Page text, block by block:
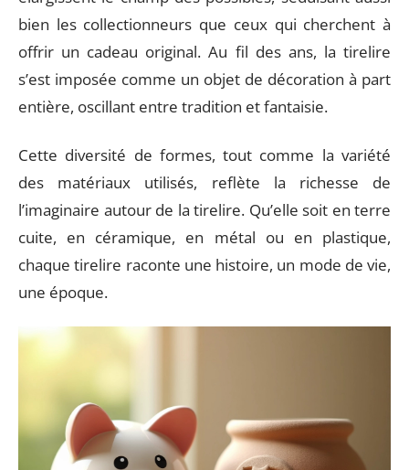
bien les collectionneurs que ceux qui cherchent à
offrir un cadeau original. Au fil des ans, la tirelire
s’est imposée comme un objet de décoration à part
entière, oscillant entre tradition et fantaisie.
Cette diversité de formes, tout comme la variété
des matériaux utilisés, reflète la richesse de
l’imaginaire autour de la tirelire. Qu’elle soit en terre
cuite, en céramique, en métal ou en plastique,
chaque tirelire raconte une histoire, un mode de vie,
une époque.